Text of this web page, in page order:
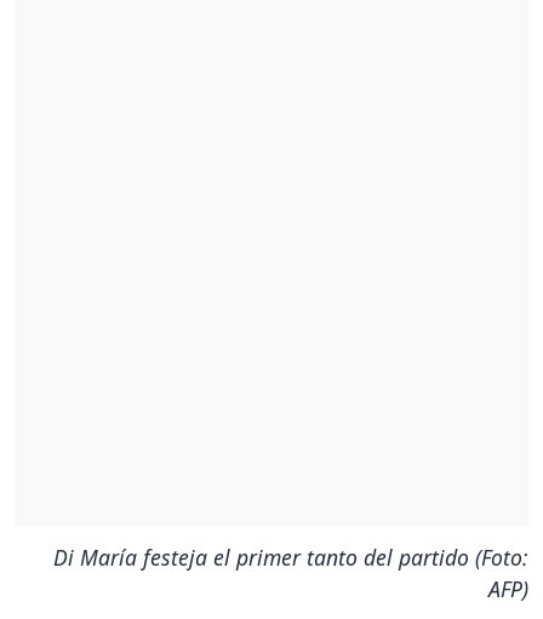
Di María festeja el primer tanto del partido (Foto:
AFP)